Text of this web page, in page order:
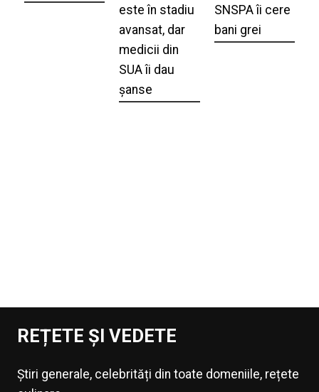
este în stadiu
avansat, dar
medicii din
SUA îi dau
șanse
SNSPA îi cere
bani grei
REȚETE ȘI VEDETE
Știri generale, celebrități din toate domeniile, rețete